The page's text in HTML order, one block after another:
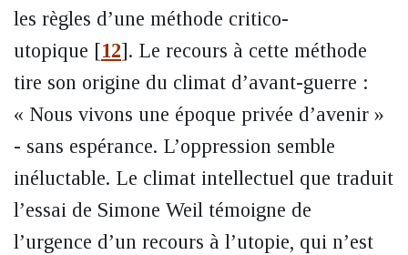
les règles d’une méthode critico-
utopique [12] . Le recours à cette méthode
tire son origine du climat d’avant-guerre :
« Nous vivons une époque privée d’avenir »
- sans espérance. L’oppression semble
inéluctable. Le climat intellectuel que traduit
l’essai de Simone Weil témoigne de
l’urgence d’un recours à l’utopie, qui n’est